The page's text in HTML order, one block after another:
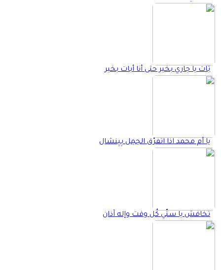
بَات يا جاري بخير حتى أنا أبات بخير
يا أم محمد اذا اتفرّق الحِمِل بِيِنشال
تخافش يا ستّي كُل وقت وإله آذان